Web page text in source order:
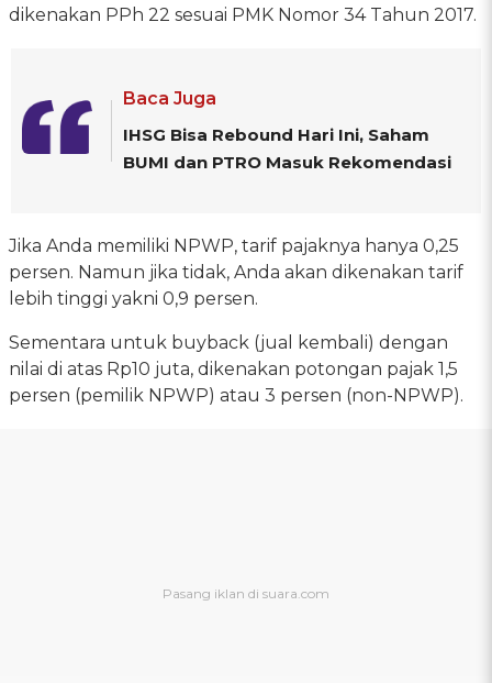
dikenakan PPh 22 sesuai PMK Nomor 34 Tahun 2017.
Baca Juga
IHSG Bisa Rebound Hari Ini, Saham
BUMI dan PTRO Masuk Rekomendasi
Jika Anda memiliki NPWP, tarif pajaknya hanya 0,25
persen. Namun jika tidak, Anda akan dikenakan tarif
lebih tinggi yakni 0,9 persen.
Sementara untuk buyback (jual kembali) dengan
nilai di atas Rp10 juta, dikenakan potongan pajak 1,5
persen (pemilik NPWP) atau 3 persen (non-NPWP).